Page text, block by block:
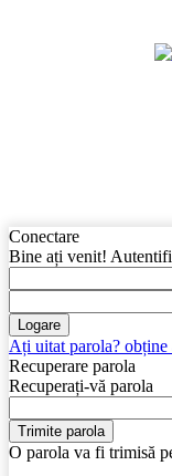
Conectare
Bine ați venit!
Ați uitat parola? obține
Recuperare parola
Recuperați-vă parola
O parola va fi trimisă